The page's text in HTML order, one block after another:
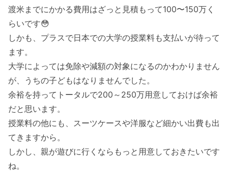
渡米までにかかる費用はざっと見積もって100〜150万く
らいです😳
しかも、プラスで日本での大学の授業料も支払いが待って
ます。
大学によっては免除や減額の対象になるのかわかりません
が、うちの子どもはなりませんでした。
余裕を持ってトータルで200～250万用意しておけば余裕
だと思います。
授業料の他にも、スーツケースや洋服など細かい出費も出
てきますから。
しかし、親が遊びに行くならもっと用意しておきたいです
ね。